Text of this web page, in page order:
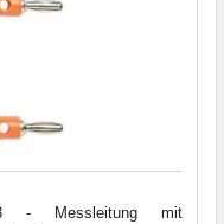
- Messleitung mit